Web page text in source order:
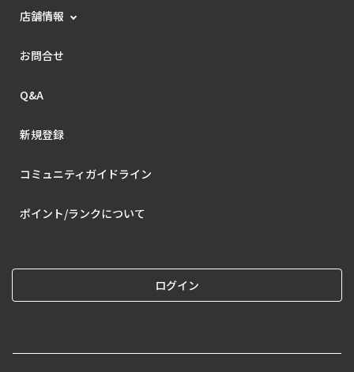
店舗情報
お問合せ
Q&A
新規登録
コミュニティガイドライン
ポイント/ランクについて
ログイン